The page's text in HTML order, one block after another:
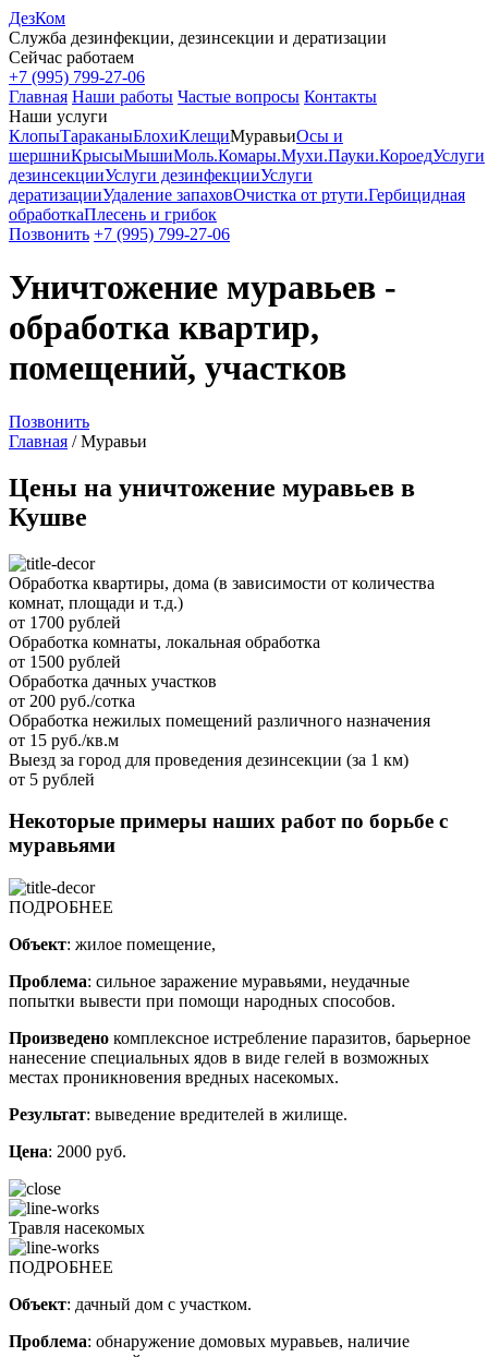
ДезКом
Служба дезинфекции, дезинсекции и дератизации
Сейчас работаем
+7 (995) 799-27-06
Главная Наши работы Частые вопросы Контакты
Наши услуги
КлопыТараканыБлохиКлещиМуравьиОсы и
шершниКрысыМышиМоль.Комары.Мухи.Пауки.КороедУслуги
дезинсекцииУслуги дезинфекцииУслуги
дератизацииУдаление запаховОчистка от ртути.Гербицидная
обработкаПлесень и грибок
Позвонить +7 (995) 799-27-06
Уничтожение муравьев -
обработка квартир,
помещений, участков
Позвонить
Главная /Муравьи
Цены на уничтожение муравьев в
Кушве
Обработка квартиры, дома (в зависимости от количества
комнат, площади и т.д.)
от 1700 рублей
Обработка комнаты, локальная обработка
от 1500 рублей
Обработка дачных участков
от 200 руб./сотка
Обработка нежилых помещений различного назначения
от 15 руб./кв.м
Выезд за город для проведения дезинсекции (за 1 км)
от 5 рублей
Некоторые примеры наших работ по борьбе с
муравьями
ПОДРОБНЕЕ
Объект: жилое помещение,
Проблема: сильное заражение муравьями, неудачные
попытки вывести при помощи народных способов.
Произведено комплексное истребление паразитов, барьерное
нанесение специальных ядов в виде гелей в возможных
местах проникновения вредных насекомых.
Результат: выведение вредителей в жилище.
Цена: 2000 руб.
Травля насекомых
ПОДРОБНЕЕ
Объект: дачный дом с участком.
Проблема: обнаружение домовых муравьев, наличие